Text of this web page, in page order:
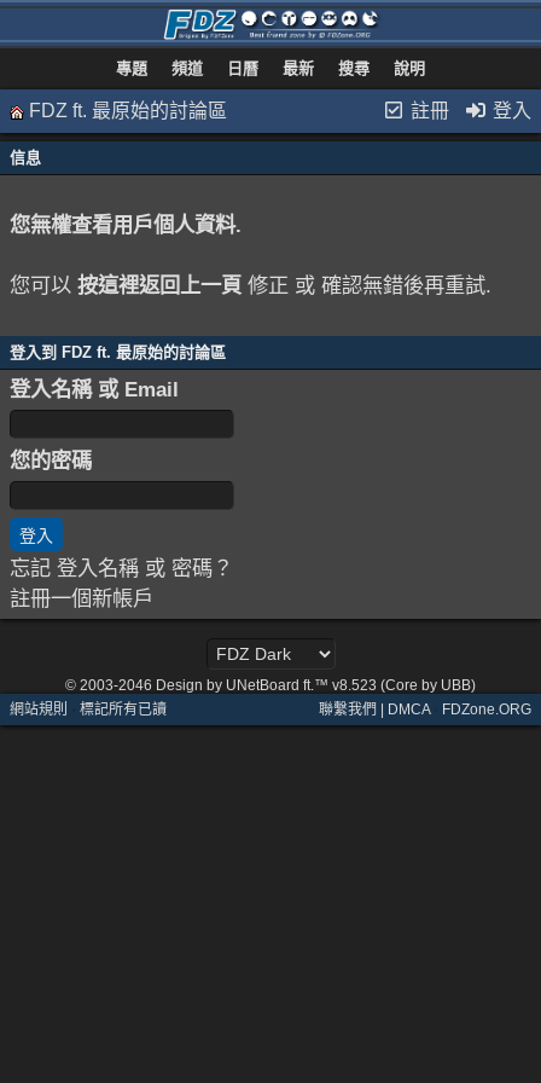
專題 頻道 日曆 最新 搜尋 說明
註冊 登入
FDZ ft. 最原始的討論區
信息
您無權查看用戶個人資料.
您可以 按這裡返回上一頁 修正 或 確認無錯後再重試.
登入到 FDZ ft. 最原始的討論區
登入名稱 或 Email
您的密碼
忘記 登入名稱 或 密碼？
註冊一個新帳戶
© 2003-2046 Design by UNetBoard ft.™ v8.523 (Core by UBB)
網站規則 · 標記所有已讀 聯繫我們 | DMCA· FDZone.ORG